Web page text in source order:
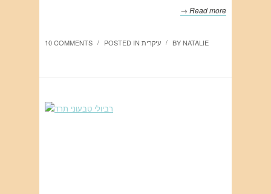
Read more →
10 COMMENTS / POSTED IN עיקרית / BYNATALIE